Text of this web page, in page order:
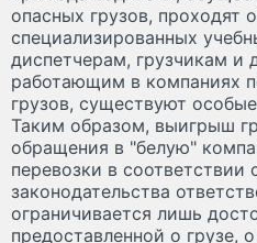
опасных грузов, проходят
специализированных
диспетчерам, грузчикам и
работающим в компаниях
грузов, существуют
Таким образом, выигрыш
обращения в "белую"
перевозки в
законодательства
ограничивается лишь
предоставленной о грузе,